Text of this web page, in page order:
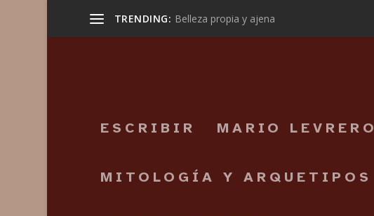
TRENDING: Belleza propia y ajena
ESCRIBIR MARIO LEVRERO
MITOLOGÍA Y ARQUETIPOS